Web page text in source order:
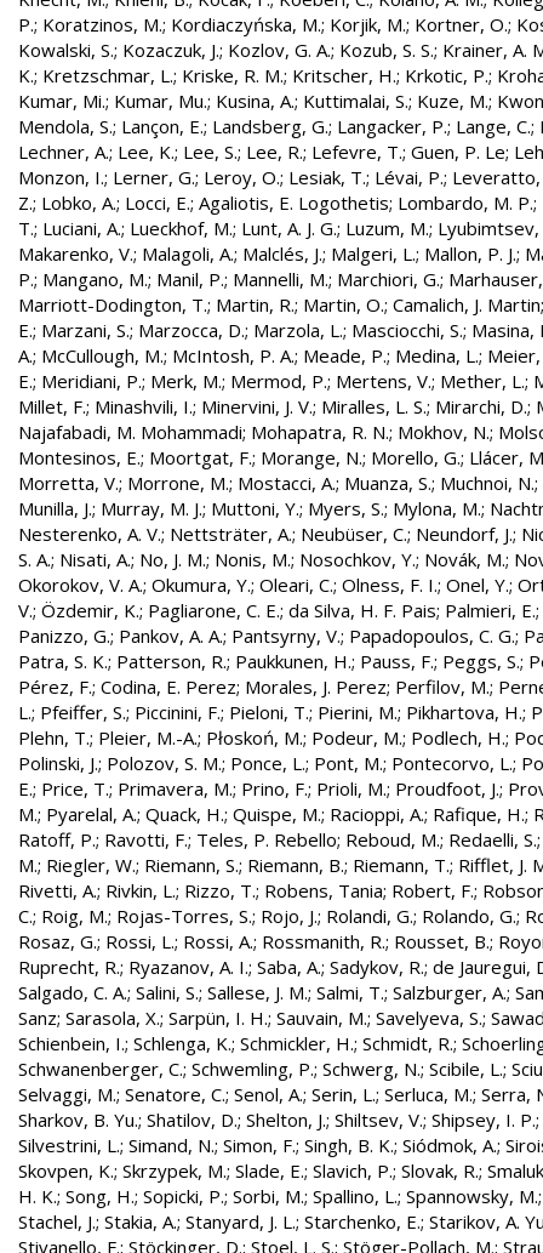
P.; Koratzinos, M.; Kordiaczyńska, M.; Korjik, M.; Kortner, O.;
Kowalski, S.; Kozaczuk, J.; Kozlov, G. A.; Kozub, S. S.; Krainer, A.
K.; Kretzschmar, L.; Kriske, R. M.; Kritscher, H.; Krkotic, P.;
Kumar, Mi.; Kumar, Mu.; Kusina, A.; Kuttimalai, S.; Kuze, M.;
Mendola, S.; Lançon, E.; Landsberg, G.; Langacker, P.; Lange, C.;
Lechner, A.; Lee, K.; Lee, S.; Lee, R.; Lefevre, T.; Guen, P. Le;
Monzon, I.; Lerner, G.; Leroy, O.; Lesiak, T.; Lévai, P.; Leveratto,
Z.; Lobko, A.; Locci, E.; Agaliotis, E. Logothetis; Lombardo, M. P.;
T.; Luciani, A.; Lueckhof, M.; Lunt, A. J. G.; Luzum, M.; Lyubimtsev,
Makarenko, V.; Malagoli, A.; Malclés, J.; Malgeri, L.; Mallon, P. J.;
P.; Mangano, M.; Manil, P.; Mannelli, M.; Marchiori, G.;
Marriott-Dodington, T.; Martin, R.; Martin, O.; Camalich, J. Martin
E.; Marzani, S.; Marzocca, D.; Marzola, L.; Masciocchi, S.; Masina,
A.; McCullough, M.; McIntosh, P. A.; Meade, P.; Medina, L.; Meier,
E.; Meridiani, P.; Merk, M.; Mermod, P.; Mertens, V.; Mether, L.;
Millet, F.; Minashvili, I.; Minervini, J. V.; Miralles, L. S.; Mirarchi, D.;
Najafabadi, M. Mohammadi; Mohapatra, R. N.; Mokhov, N.;
Montesinos, E.; Moortgat, F.; Morange, N.; Morello, G.; Llácer,
Morretta, V.; Morrone, M.; Mostacci, A.; Muanza, S.; Muchnoi, N.;
Munilla, J.; Murray, M. J.; Muttoni, Y.; Myers, S.; Mylona, M.;
Nesterenko, A. V.; Nettsträter, A.; Neubüser, C.; Neundorf, J.;
S. A.; Nisati, A.; No, J. M.; Nonis, M.; Nosochkov, Y.; Novák, M.;
Okorokov, V. A.; Okumura, Y.; Oleari, C.; Olness, F. I.; Onel, Y.;
V.; Özdemir, K.; Pagliarone, C. E.; da Silva, H. F. Pais; Palmieri, E.;
Panizzo, G.; Pankov, A. A.; Pantsyrny, V.; Papadopoulos, C. G.;
Patra, S. K.; Patterson, R.; Paukkunen, H.; Pauss, F.; Peggs, S.;
Pérez, F.; Codina, E. Perez; Morales, J. Perez; Perfilov, M.;
L.; Pfeiffer, S.; Piccinini, F.; Pieloni, T.; Pierini, M.; Pikhartova, H.;
Plehn, T.; Pleier, M.-A.; Płoskoń, M.; Podeur, M.; Podlech, H.;
Polinski, J.; Polozov, S. M.; Ponce, L.; Pont, M.; Pontecorvo, L.;
E.; Price, T.; Primavera, M.; Prino, F.; Prioli, M.; Proudfoot, J.;
M.; Pyarelal, A.; Quack, H.; Quispe, M.; Racioppi, A.; Rafique, H.;
Ratoff, P.; Ravotti, F.; Teles, P. Rebello; Reboud, M.; Redaelli, S.
M.; Riegler, W.; Riemann, S.; Riemann, B.; Riemann, T.; Rifflet, J.
Rivetti, A.; Rivkin, L.; Rizzo, T.; Robens, Tania; Robert, F.;
C.; Roig, M.; Rojas-Torres, S.; Rojo, J.; Rolandi, G.; Rolando, G.;
Rosaz, G.; Rossi, L.; Rossi, A.; Rossmanith, R.; Rousset, B.;
Ruprecht, R.; Ryazanov, A. I.; Saba, A.; Sadykov, R.; de Jauregui,
Salgado, C. A.; Salini, S.; Sallese, J. M.; Salmi, T.; Salzburger, A.;
Sanz; Sarasola, X.; Sarpün, I. H.; Sauvain, M.; Savelyeva, S.;
Schienbein, I.; Schlenga, K.; Schmickler, H.; Schmidt, R.;
Schwanenberger, C.; Schwemling, P.; Schwerg, N.; Scibile, L.;
Selvaggi, M.; Senatore, C.; Senol, A.; Serin, L.; Serluca, M.; Serra,
Sharkov, B. Yu.; Shatilov, D.; Shelton, J.; Shiltsev, V.; Shipsey, I. P.;
Silvestrini, L.; Simand, N.; Simon, F.; Singh, B. K.; Siódmok, A.;
Skovpen, K.; Skrzypek, M.; Slade, E.; Slavich, P.; Slovak, R.;
H. K.; Song, H.; Sopicki, P.; Sorbi, M.; Spallino, L.; Spannowsky, M.
Stachel, J.; Stakia, A.; Stanyard, J. L.; Starchenko, E.; Starikov, A.
Stivanello, F.; Stöckinger, D.; Stoel, L. S.; Stöger-Pollach, M.;